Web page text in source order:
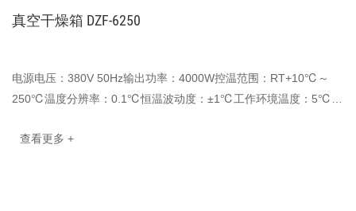
真空干燥箱 DZF-6250
电源电压：380V 50Hz输出功率：4000W控温范围：RT+10℃～
250℃温度分辨率：0.1℃恒温波动度：±1℃工作环境温度：5℃–
查看更多 +